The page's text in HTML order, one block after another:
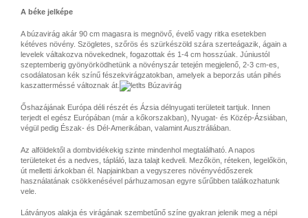
A béke jelképe
A búzavirág akár 90 cm magasra is megnövő, évelő vagy ritka esetekben
kétéves növény. Szögletes, szőrös és szürkészöld szára szerteágazik, ágain a
levelek váltakozva növekednek, fogazottak és 1-4 cm hosszúak. Júniustól
szeptemberig gyönyörködhetünk a növényszár tetején megjelenő, 2-3 cm-es,
csodálatosan kék színű fészekvirágzatokban, amelyek a beporzás után pihés
kaszatterméssé változnak át.
Őshazájának Európa déli részét és Ázsia délnyugati területeit tartjuk. Innen
terjedt el egész Európában (már a kőkorszakban), Nyugat- és Közép-Ázsiában,
végül pedig Észak- és Dél-Amerikában, valamint Ausztráliában.
Az alföldektől a dombvidékekig szinte mindenhol megtalálható. A napos
területeket és a nedves, tápláló, laza talajt kedveli. Mezőkön, réteken, legelőkön,
út melletti árkokban él. Napjainkban a vegyszeres növényvédőszerek
használatának csökkenésével párhuzamosan egyre sűrűbben találkozhatunk
vele.
Látványos alakja és virágának szembetűnő színe gyakran jelenik meg a népi